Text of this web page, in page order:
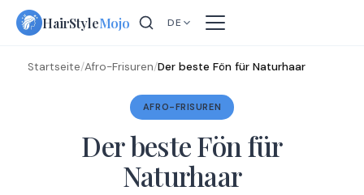
Skip
HairStyleMojo DE
Startseite/Afro-Frisuren/Der beste Fön für Naturhaar
AFRO-FRISUREN
Der beste Fön für
Naturhaar